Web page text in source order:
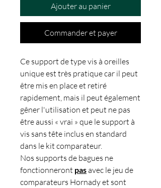
Ajouter au panier
Commander et payer
Ce support de type vis à oreilles
unique est très pratique car il peut
être mis en place et retiré
rapidement, mais il peut également
gêner l'utilisation et peut ne pas
être aussi « vrai » que le support à
vis sans tête inclus en standard
dans le kit comparateur.
Nos supports de bagues ne
fonctionneront pasavec le jeu de
comparateurs Hornady et sont